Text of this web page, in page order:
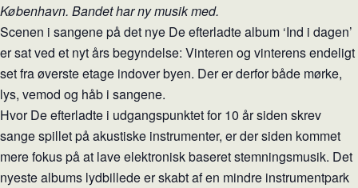
København. Bandet har ny musik med.
Scenen i sangene på det nye De efterladte album ‘Ind i dagen’
er sat ved et nyt års begyndelse: Vinteren og vinterens endeligt
set fra øverste etage indover byen. Der er derfor både mørke,
lys, vemod og håb i sangene.
Hvor De efterladte i udgangspunktet for 10 år siden skrev
sange spillet på akustiske instrumenter, er der siden kommet
mere fokus på at lave elektronisk baseret stemningsmusik. Det
nyeste albums lydbillede er skabt af en mindre instrumentpark